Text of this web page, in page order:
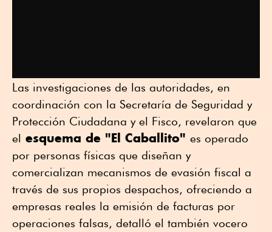
Las investigaciones de las autoridades, en
coordinación con la Secretaría de Seguridad y
Protección Ciudadana y el Fisco, revelaron que
el esquema de "El Caballito" es operado
por personas físicas que diseñan y
comercializan mecanismos de evasión fiscal a
través de sus propios despachos, ofreciendo a
empresas reales la emisión de facturas por
operaciones falsas, detalló el también vocero